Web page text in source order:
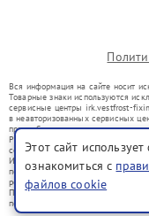
Вся информация на сайте носит
Товарные знаки используются
сервисные центры irk.vestfrost-
в неавторизованных сервисных
правообладателями товарных
Ремонт осуществляется для
со статьей 1487 ГК РФ.
Использование товарных знаков
потребителей в заблуждение, а
ремонту техники указанных брендов.
Представленная на сайте
положениями Статьи 437(2)
Этот сайт
ознакомиться с
файлов cookie